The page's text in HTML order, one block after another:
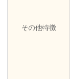
その他特徴